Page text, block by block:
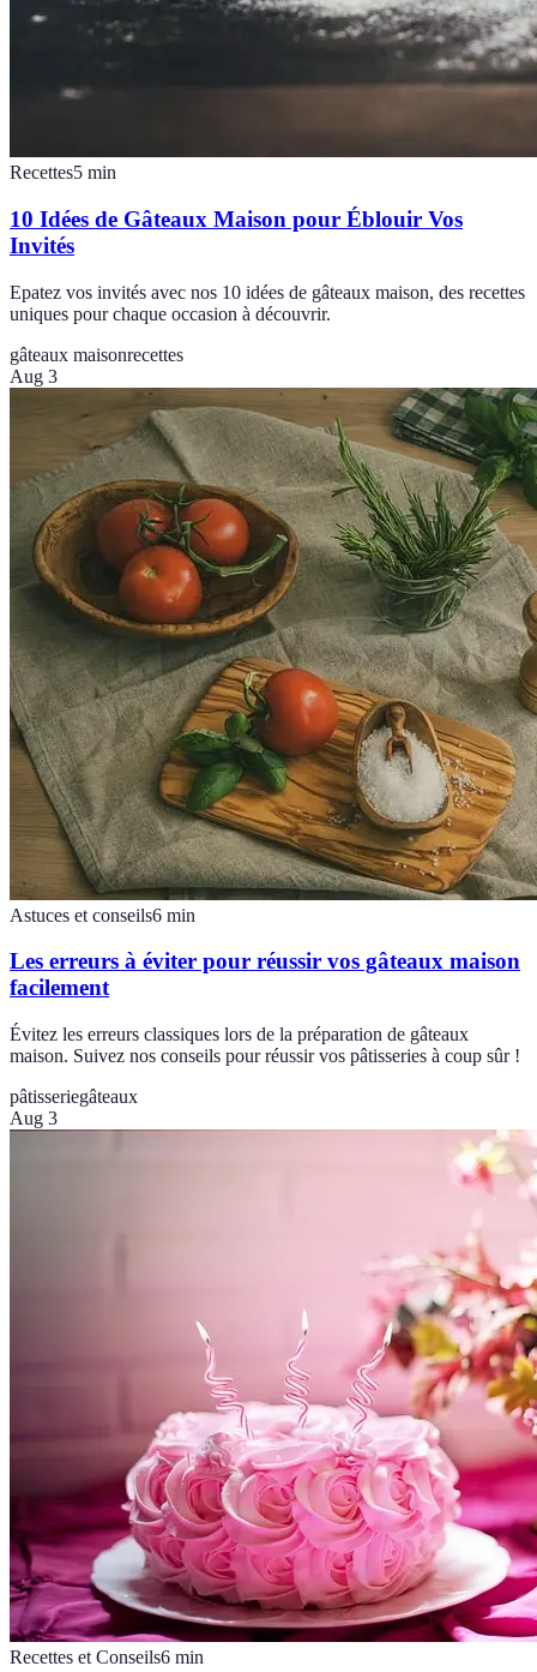
Recettes5 min
10 Idées de Gâteaux Maison pour Éblouir Vos
Invités
Epatez vos invités avec nos 10 idées de gâteaux maison, des recettes
uniques pour chaque occasion à découvrir.
gâteaux maisonrecettes
Aug 3
Astuces et conseils6 min
Les erreurs à éviter pour réussir vos gâteaux maison
facilement
Évitez les erreurs classiques lors de la préparation de gâteaux
maison. Suivez nos conseils pour réussir vos pâtisseries à coup sûr !
pâtisseriegâteaux
Aug 3
Recettes et Conseils6 min